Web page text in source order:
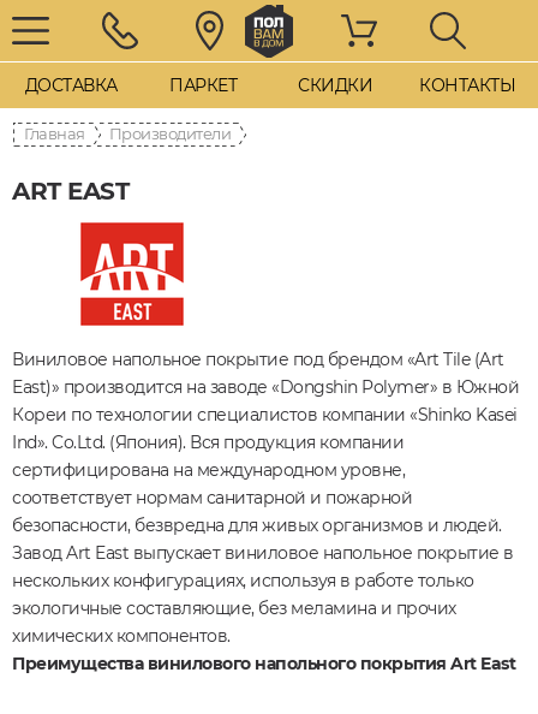
ДОСТАВКА ПАРКЕТ СКИДКИ КОНТАКТЫ
Главная Производители
ART EAST
Виниловое напольное покрытие под брендом «Art Tile (Art
East)» производится на заводе «Dongshin Polymer» в Южной
Кореи по технологии специалистов компании «Shinko Kasei
Ind». Co.Ltd. (Япония). Вся продукция компании
сертифицирована на международном уровне,
соответствует нормам санитарной и пожарной
безопасности, безвредна для живых организмов и людей.
Завод Art East выпускает виниловое напольное покрытие в
нескольких конфигурациях, используя в работе только
экологичные составляющие, без меламина и прочих
химических компонентов.
Преимущества винилового напольного покрытия Art East